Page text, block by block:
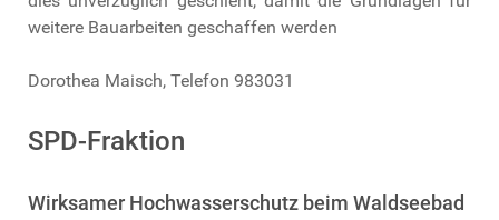
weitere Bauarbeiten geschaffen werden
Dorothea Maisch, Telefon 983031
SPD-Fraktion
Wirksamer Hochwasserschutz beim Waldseebad